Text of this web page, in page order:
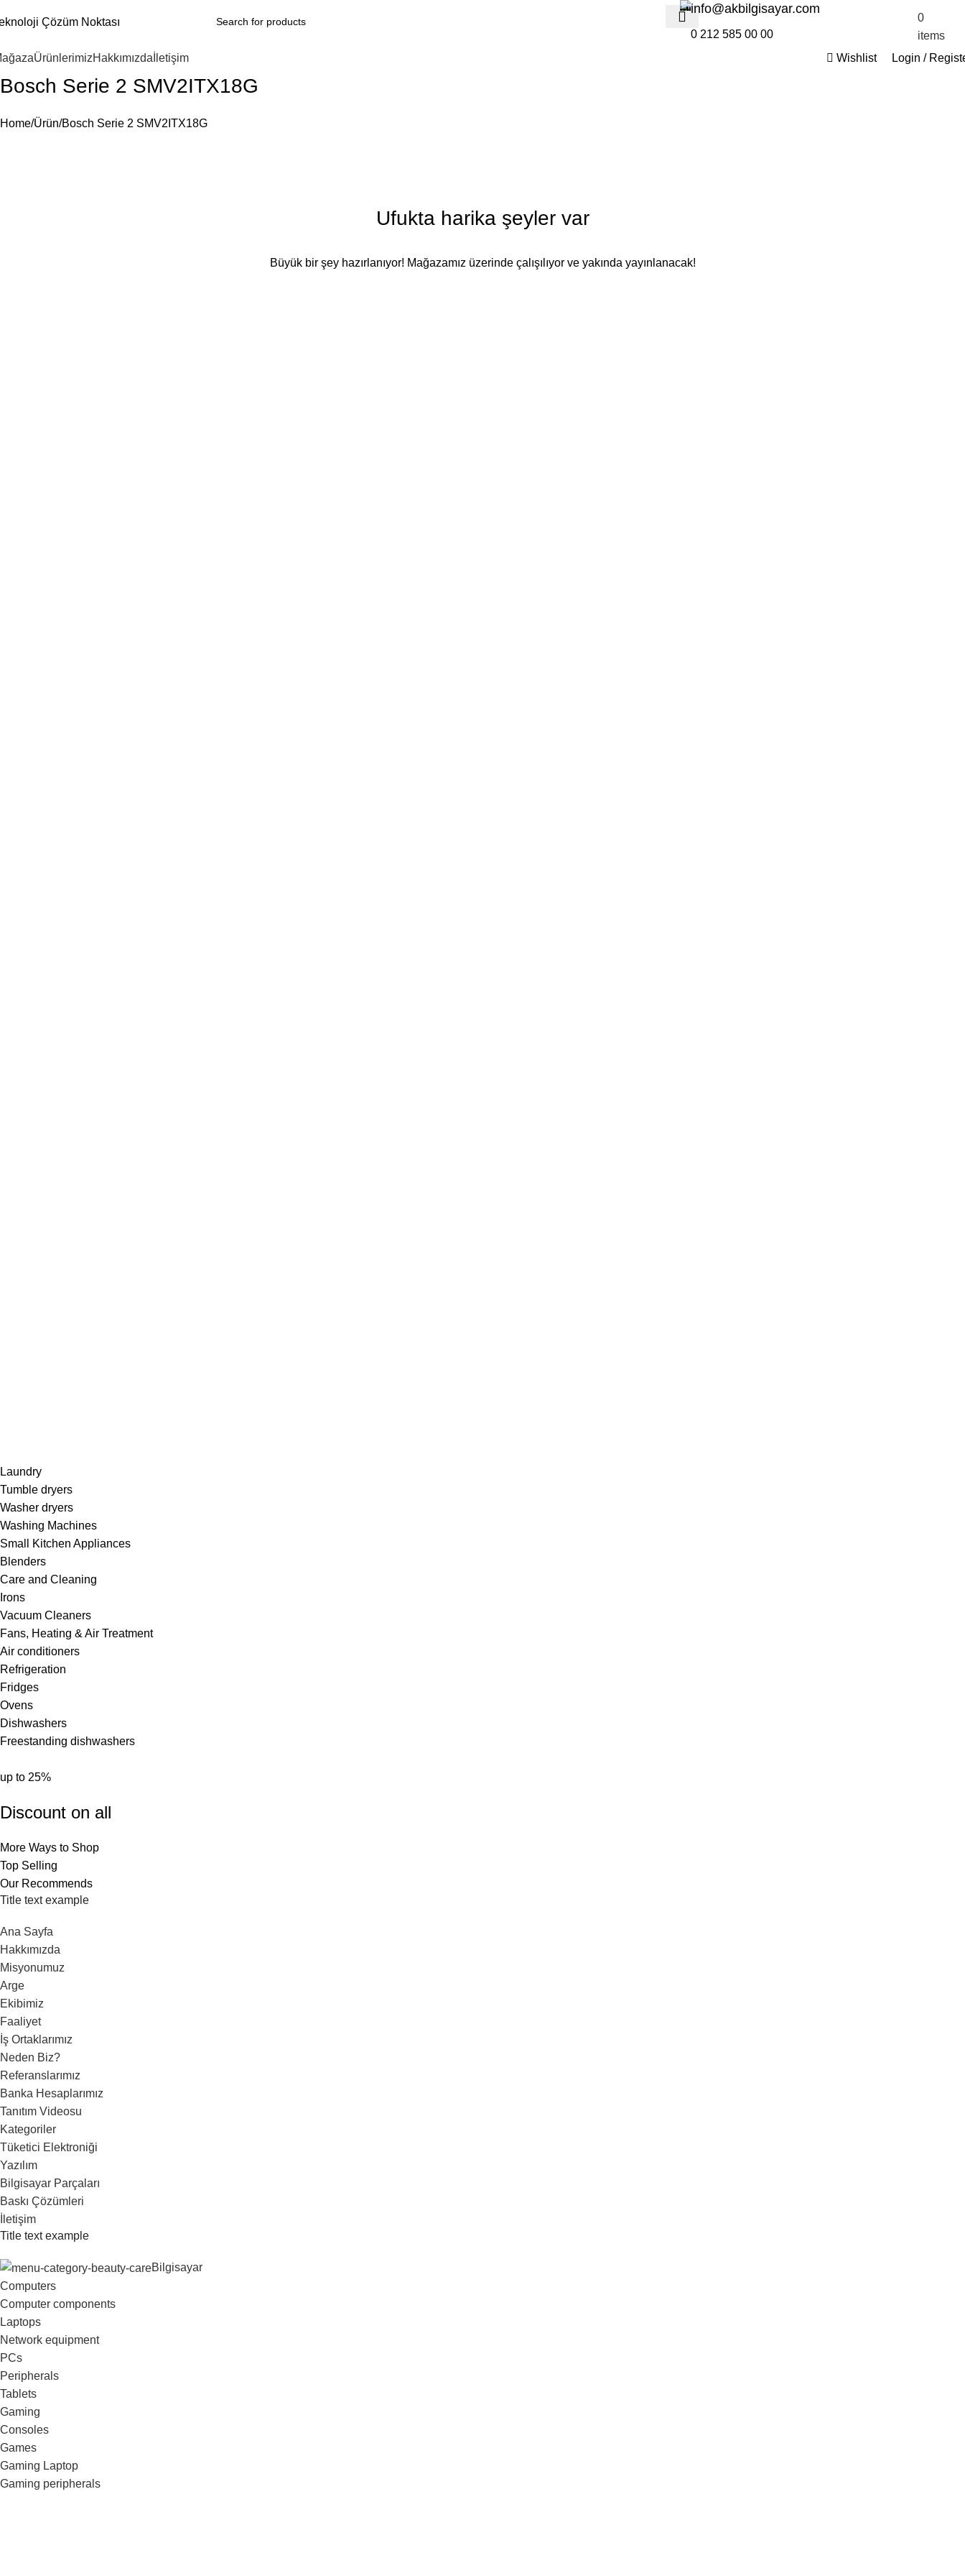
Çözüm Noktası
info@akbilgisayar.com
0 212 585 00 00
0
items
ÜrünlerimizHakkımızda İletişim Wishlist Login /
Bosch Serie 2 SMV2ITX18G
Home Ürün Bosch Serie 2 SMV2ITX18G
Ufukta harika şeyler var
Büyük bir şey hazırlanıyor! Mağazamız üzerinde çalışılıyor ve yakında yayınlanacak!
Laundry
Tumble dryers
Washer dryers
Washing Machines
Small Kitchen Appliances
Blenders
Care and Cleaning
Irons
Vacuum Cleaners
Fans, Heating & Air Treatment
Air conditioners
Refrigeration
Fridges
Ovens
Dishwashers
Freestanding dishwashers
up to 25%
Discount on all
More Ways to Shop
Top Selling
Our Recommends
Title text example
Ana Sayfa
Hakkımızda
Misyonumuz
Arge
Ekibimiz
Faaliyet
İş Ortaklarımız
Neden Biz?
Referanslarımız
Banka Hesaplarımız
Tanıtım Videosu
Kategoriler
Tüketici Elektroniği
Yazılım
Bilgisayar Parçaları
Baskı Çözümleri
İletişim
Title text example
Bilgisayar
Computers
Computer components
Laptops
Network equipment
PCs
Peripherals
Tablets
Gaming
Consoles
Games
Gaming Laptop
Gaming peripherals